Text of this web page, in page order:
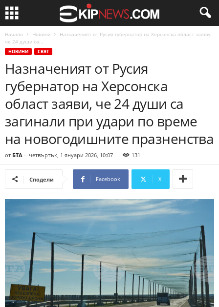
Начало Новини
Назначеният от Русия губернатор на Херсонска област заяви,
че 24 души са...
НОВИНИ СВЯТ
Назначеният от Русия
губернатор на Херсонска
област заяви, че 24 души са
загинали при удари по време
на новогодишните празненства
от БТА - четвъртък, 1 януари 2026, 10:07 131
Сподели Facebook X